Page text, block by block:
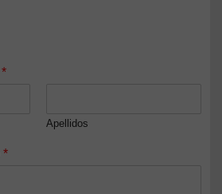
*
Apellidos
*